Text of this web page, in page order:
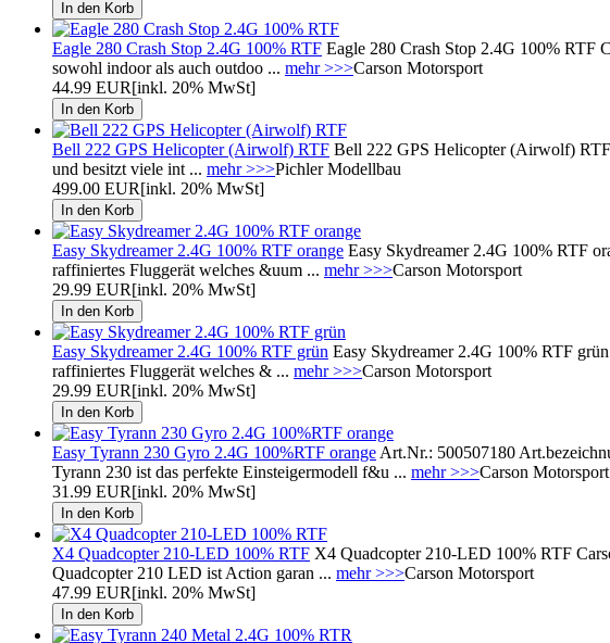
Eagle 280 Crash Stop 2.4G 100% RTF Eagle 280 Crash Stop 2.4G 100% RTF
sowohl indoor als auch outdoo ... mehr >>>Carson Motorsport
44.99 EUR[inkl. 20% MwSt]
Bell 222 GPS Helicopter (Airwolf) RTF Bell 222 GPS Helicopter (Airwolf)
und besitzt viele int ... mehr >>>Pichler Modellbau
499.00 EUR[inkl. 20% MwSt]
Easy Skydreamer 2.4G 100% RTF orange Easy Skydreamer 2.4G 100% RTF
raffiniertes Fluggerät welches &uum ... mehr >>>Carson Motorsport
29.99 EUR[inkl. 20% MwSt]
Easy Skydreamer 2.4G 100% RTF grün Easy Skydreamer 2.4G 100% RTF
raffiniertes Fluggerät welches & ... mehr >>>Carson Motorsport
29.99 EUR[inkl. 20% MwSt]
Easy Tyrann 230 Gyro 2.4G 100%RTF orange Art.Nr.: 500507180
Tyrann 230 ist das perfekte Einsteigermodell f&u ... mehr >>>Carson Motorsport
31.99 EUR[inkl. 20% MwSt]
X4 Quadcopter 210-LED 100% RTF X4 Quadcopter 210-LED 100% RTF
Quadcopter 210 LED ist Action garan ... mehr >>>Carson Motorsport
47.99 EUR[inkl. 20% MwSt]